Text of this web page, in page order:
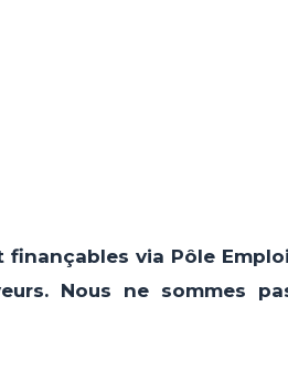
via Pôle
Nous ne sommes